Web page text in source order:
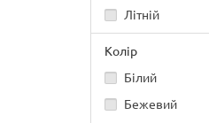
Літній
Колір
Білий
Бежевий